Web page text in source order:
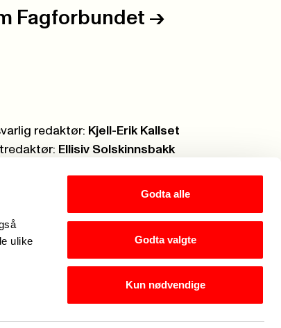
ulike
Godta alle
Godta valgte
Kun nødvendige
Fagforbundet ->
redaktør: Kjell-Erik Kallset
Ellisiv Solskinnsbakk